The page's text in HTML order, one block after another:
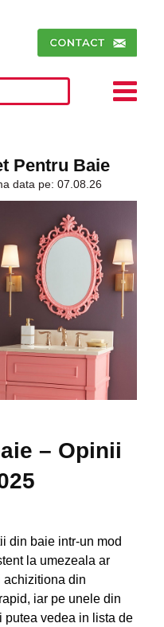
Pentru Baie
data pe: 07.08.26
– Opinii
din baie intr-un mod
la umezeala ar
achizitiona din
iar pe unele din
putea vedea in lista de